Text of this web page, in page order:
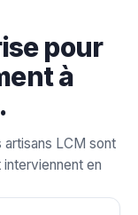
pour
à
LCM sont
en